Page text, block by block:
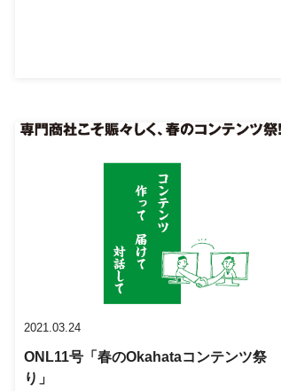
2021.03.24
ONL11号「春のOkahataコンテンツ祭
り」